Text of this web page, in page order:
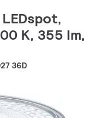
LEDspot,
K, 355 lm,
36D